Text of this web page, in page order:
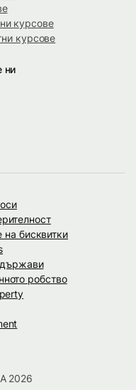
курсове
курсове
ни
на бисквитки
държави
робство
2026